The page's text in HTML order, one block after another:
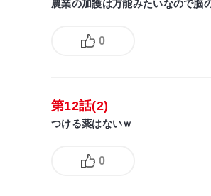
農業の加護は万能みたいなので脳
0
第12話(2)
つける薬はないｗ
0